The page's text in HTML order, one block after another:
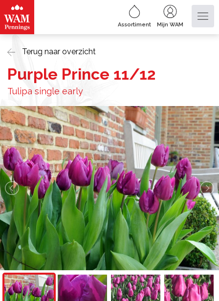
Assortiment Mijn WAM
Terug naar overzicht
Purple Prince 11/12
Tulipa single early